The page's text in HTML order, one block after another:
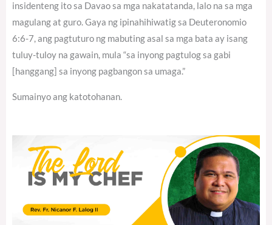
insidenteng ito sa Davao sa mga nakatatanda, lalo na sa mga
magulang at guro. Gaya ng ipinahihiwatig sa Deuteronomio
6:6-7, ang pagtuturo ng mabuting asal sa mga bata ay isang
tuluy-tuloy na gawain, mula “sa inyong pagtulog sa gabi
[hanggang] sa inyong pagbangon sa umaga.”
Sumainyo ang katotohanan.